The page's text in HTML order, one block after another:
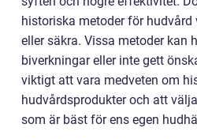
historiska metoder för
eller säkra. Vissa metoder kan
biverkningar eller inte gett
viktigt att vara medveten om
hudvårdsprodukter och att
som är bäst för ens egen